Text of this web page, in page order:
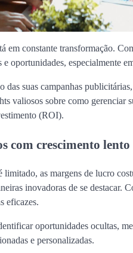
em constante transformação.
oportunidades, especialmente
das suas campanhas
valiosos sobre como
(ROI).
com crescimento lento
as margens de lucro
inovadoras de se destacar.
eficazes.
oportunidades ocultas,
e personalizadas.